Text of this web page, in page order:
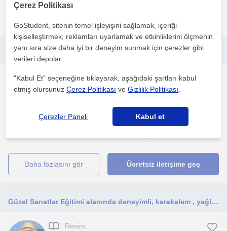
Güzel Sanatlara Hazırlık ve Portfolyo Hazırlığı
Çizim
Konak İzmir, Konak (İzmi...
Güzel Sanatlara Hazırlık eğitiminde, Türkiye ve uluslararası
daha fazlasını gör Ücretsiz iletişime geç
Güzel Sanatlar Eğitimi alanında deneyimli, karakalem , yağlı boya,güzel sanatlara hazırlık eğitimleri vermekteyim
Resim
Çerez Politikası
GoStudent, sitenin temel işleyişini sağlamak, içeriği
kişiselleştirmek, reklamları uyarlamak ve etkinliklerini ölçmenin
yanı sıra size daha iyi bir deneyim sunmak için çerezler gibi
verileri depolar.
"Kabul Et" seçeneğine tıklayarak, aşağıdaki şartları kabul
etmiş olursunuzÇerez Politikası veGizlilik Politikası
Çerezler Paneli Kabul et